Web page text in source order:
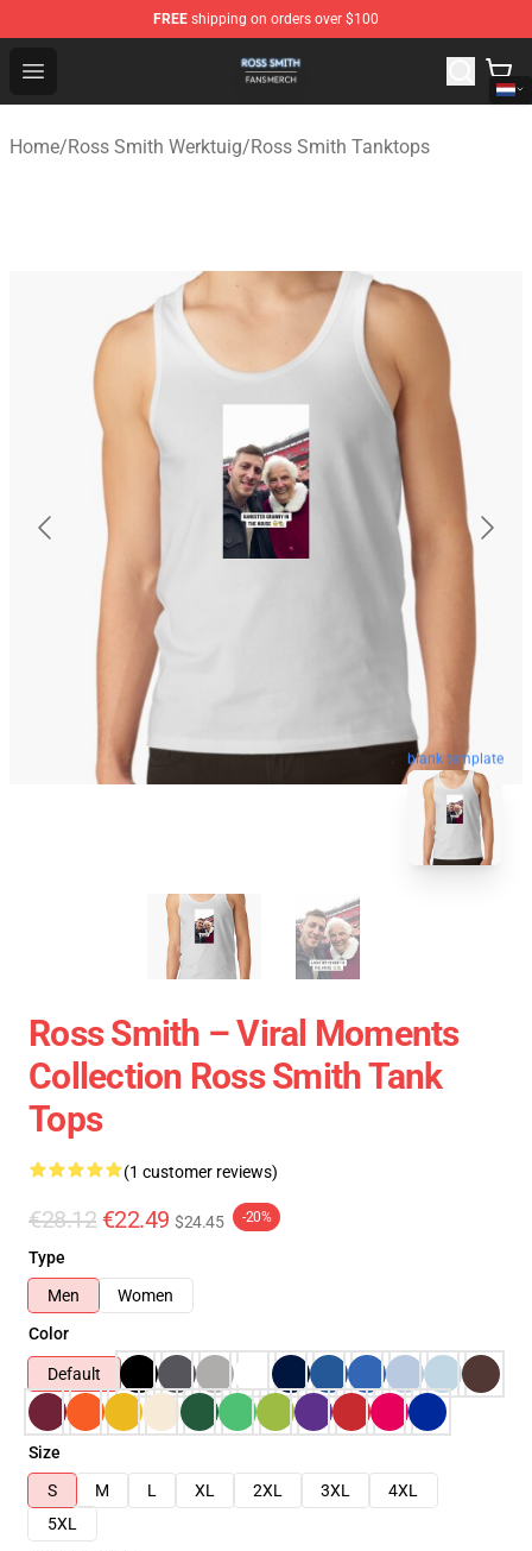
FREE shipping on orders over $100
Open menu
Ross Smith Shop - Official Ross Smith Merchandise
Home/Ross Smith Werktuig/Ross Smith Tanktops
blank template
Ross Smith – Viral Moments
Collection Ross Smith Tank
Tops
(1 customer reviews)
€28.12 €22.49 $24.45 -20%
Type
Men
Women
Color
Default
Size
S
M L XL 2XL 3XL
4XL
5XL